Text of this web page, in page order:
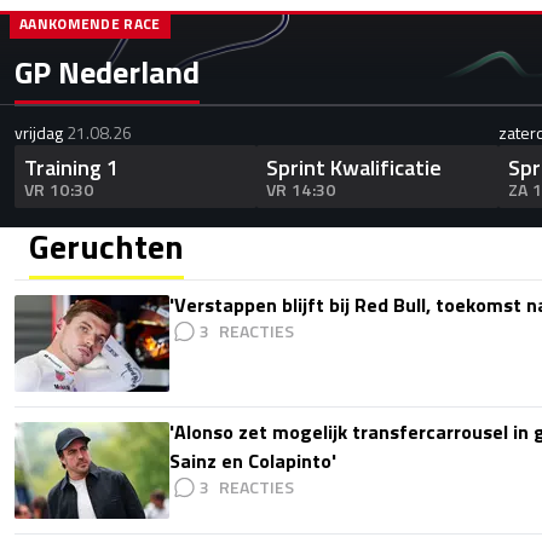
GP Nederland
AANKOMENDE RACE
vrijdag21.08.26
Training 1
VR 10:30
Sprint Kwalificatie
VR 14:30 ZA
Geruchten
'Verstappen blijft bij Red Bull, toekomst
3
'Alonso zet mogelijk transfercarrousel in
Sainz en Colapinto'
3